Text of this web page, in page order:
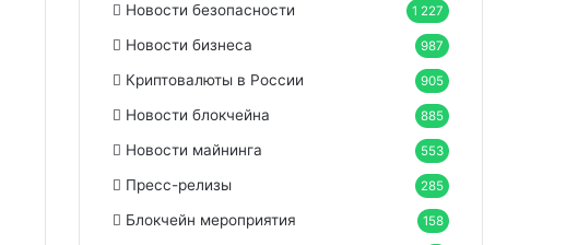
Новости безопасности 1 227
Новости бизнеса 987
Криптовалюты в России 905
Новости блокчейна 885
Новости майнинга 553
Пресс-релизы 285
Блокчейн мероприятия 158